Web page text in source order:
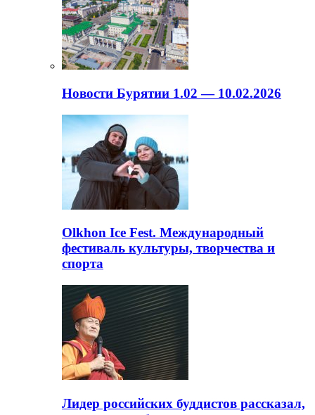
Новости Бурятии 1.02 — 10.02.2026
Olkhon Ice Fest. Международный
фестиваль культуры, творчества и
спорта
Лидер российских буддистов рассказал,